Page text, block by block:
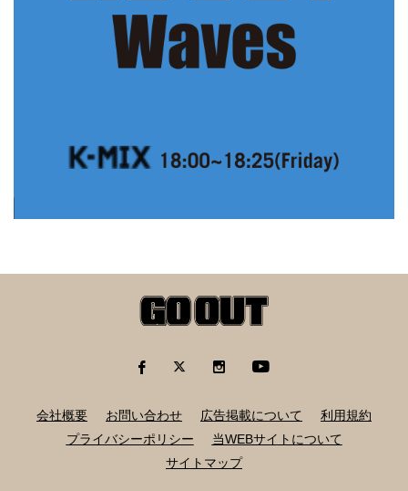
会社概要 お問い合わせ 広告掲載について
利用規約
プライバシーポリシー
当WEBサイトについて
サイトマップ